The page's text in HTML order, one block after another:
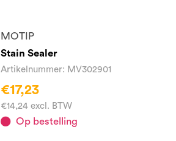
MOTIP
Stain Sealer
Artikelnummer: MV302901
€17,23
€14,24 excl. BTW
Op bestelling